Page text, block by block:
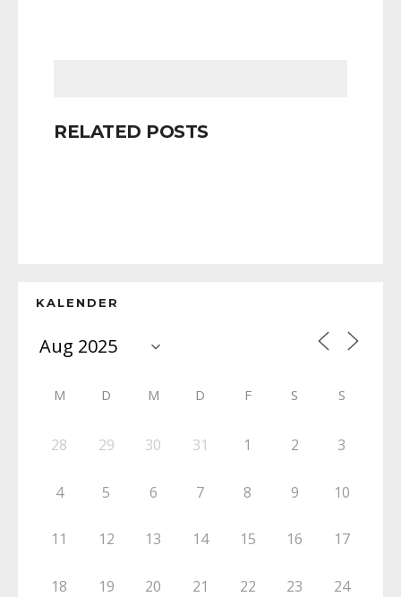
RELATED POSTS
KALENDER
M D M D F S S
28 29 30 31 1 2 3
4 5 6 7 8 9 10
11 12 13 14 15 16 17
18 19 20 21 22 23 24